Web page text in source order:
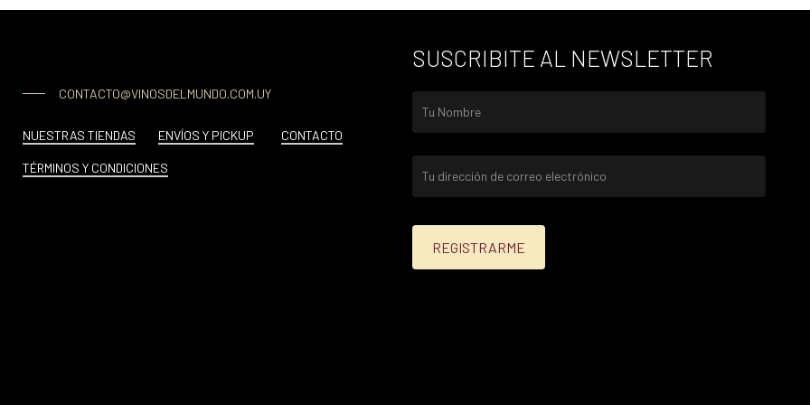
CONTACTO@VINOSDELMUNDO.COM.UY
NUESTRAS TIENDAS ENVÍOS Y PICKUP CONTACTO
TÉRMINOS Y CONDICIONES
SUSCRIBITE AL NEWSLETTER